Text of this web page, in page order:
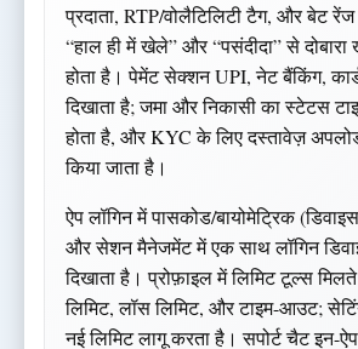
प्रदाता, RTP/वोलैटिलिटी टैग, और बेट
“हाल ही में खेले” और “पसंदीदा” से
होता है। पेमेंट सेक्शन UPI, नेट बैंकिंग,
दिखाता है; जमा और निकासी का स्टेटस
होता है, और KYC के लिए दस्तावेज़
किया जाता है।
ऐप लॉगिन में पासकोड/बायोमेट्रिक
और सेशन मैनेजमेंट में एक साथ लॉगिन
दिखाता है। प्रोफ़ाइल में लिमिट टूल्स
लिमिट, लॉस लिमिट, और टाइम-आउट;
नई लिमिट लागू करता है। सपोर्ट चैट इन-